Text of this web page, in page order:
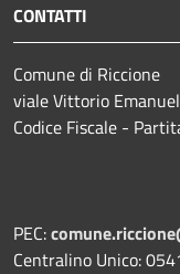
CONTATTI
Comune di Riccione
viale Vittorio
Codice Fiscale -
PEC:
Centralino Unico: